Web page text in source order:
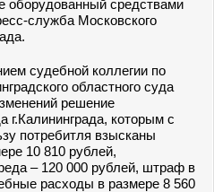
оборудованный средствами
служба Московского
судебной коллегии по
областного суда
решение
г.Калининграда, которым с
потребитля взысканы
10 810 рублей,
– 120 000 рублей, штраф в
расходы в размере 8 560